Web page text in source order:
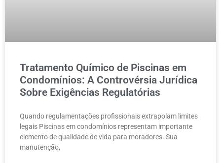
Tratamento Químico de Piscinas em
Condomínios: A Controvérsia Jurídica
Sobre Exigências Regulatórias
Quando regulamentações profissionais extrapolam limites
legais Piscinas em condomínios representam importante
elemento de qualidade de vida para moradores. Sua
manutenção,